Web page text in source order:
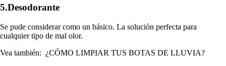
5.Desodorante
Se pude considerar como un básico. La solución perfecta para
cualquier tipo de mal olor.
Vea también: ¿CÓMO LIMPIAR TUS BOTAS DE LLUVIA?